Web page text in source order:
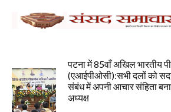
पटना में 85वाँ अखिल भारतीय
(एआईपीओसी):सभी दलों को
संबंध में अपनी आचार संहिता
अध्यक्ष